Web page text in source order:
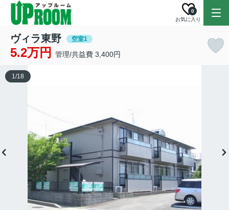
お気に入り
0
ヴィラ東野 空室1
5.2万円 管理/共益費 3,400円
1/18